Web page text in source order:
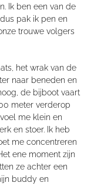
Ik ben een van de
pak ik pen en
trouwe volgers
het wrak van de
naar beneden en
de bijboot vaart
meter verderop
me klein en
en stoer. Ik heb
me concentreren
ene moment zijn
ze achter een
buddy en